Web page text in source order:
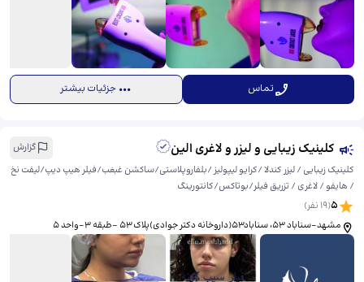
تماس جزئیات بیشتر
کلینیک زیبایی و لیزر و لاغری الین
گزارش
کلینیک زیبایی / لیزر کندلا /کرایو لیپولیز /بلفاروپلاستی/ساکشن غبغب/فیلر هیپ دیپ/لیفت نخ
/ هایفو / لاغری / تزریق فیلر/بوتاکس/کانتورینگ
5
(
19 نفر)
مشهد-سناباد 53، ​سناباد۵۳(داروخانه دکتر جوادی)پلاک ۵۳ -طبقه ۳-واحد ۵